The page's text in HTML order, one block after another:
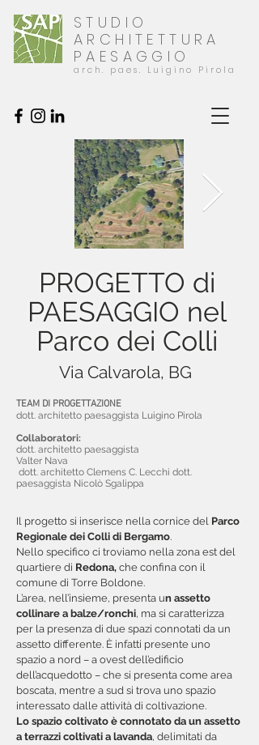
STUDIO
ARCHITETTURA
PAESAGGIO
arch. paes. Luigino Pirola
PROGETTO di
PAESAGGIO nel
Parco dei Colli
Via Calvarola, BG
TEAM DI PROGETTAZIONE
dott. architetto paesaggista Luigino Pirola
Collaboratori:
dott. architetto paesaggista
Valter Nava
dott. architetto Clemens C. Lecchi dott.
paesaggista Nicolò Sgalippa
Il progetto si inserisce nella cornice del Parco
Regionale dei Colli di Bergamo.
Nello specifico ci troviamo nella zona est del
quartiere di Redona, che confina con il
comune di Torre Boldone.
L’area, nell’insieme, presenta un assetto
collinare a balze/ronchi, ma si caratterizza
per la presenza di due spazi connotati da un
assetto differente. È infatti presente uno
spazio a nord – a ovest dell’edificio
dell’acquedotto – che si presenta come area
boscata, mentre a sud si trova uno spazio
interessato dalle attività di coltivazione.
Lo spazio coltivato è connotato da un assetto
a terrazzi coltivati a lavanda, delimitati da